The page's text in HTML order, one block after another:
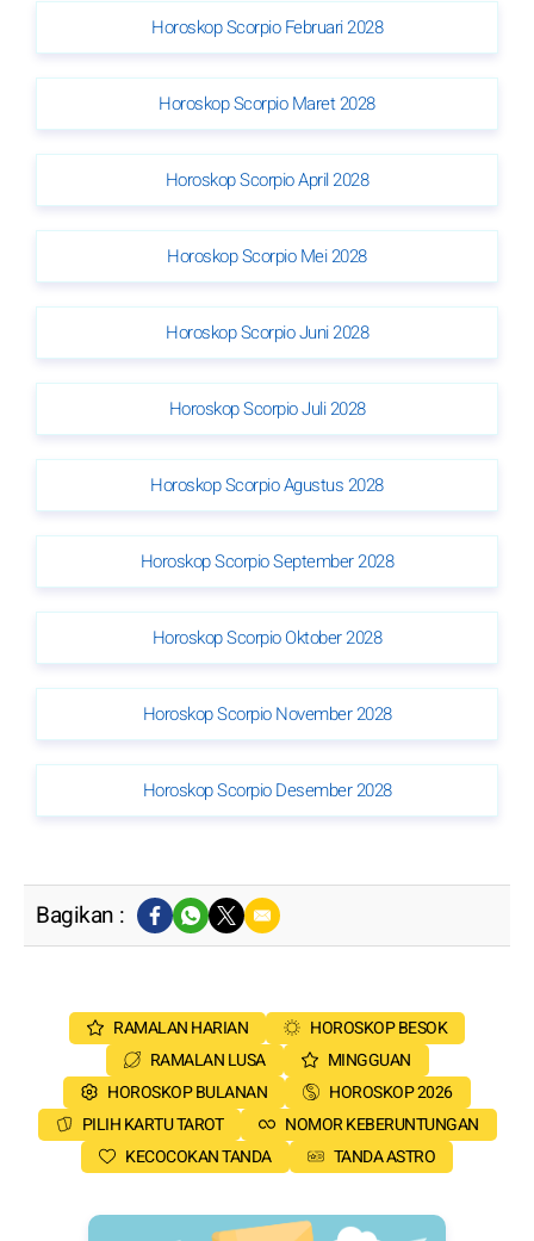
Horoskop Scorpio Februari 2028
Horoskop Scorpio Maret 2028
Horoskop Scorpio April 2028
Horoskop Scorpio Mei 2028
Horoskop Scorpio Juni 2028
Horoskop Scorpio Juli 2028
Horoskop Scorpio Agustus 2028
Horoskop Scorpio September 2028
Horoskop Scorpio Oktober 2028
Horoskop Scorpio November 2028
Horoskop Scorpio Desember 2028
Bagikan :
RAMALAN HARIAN
HOROSKOP BESOK
RAMALAN LUSA
MINGGUAN
HOROSKOP BULANAN
HOROSKOP 2026
PILIH KARTU TAROT
NOMOR KEBERUNTUNGAN
KECOCOKAN TANDA
TANDA ASTRO